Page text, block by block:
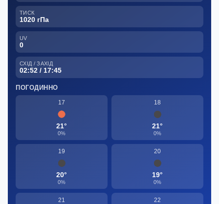
ТИСК
1020 гПа
UV
0
СХІД / ЗАХІД
02:52 / 17:45
ПОГОДИННО
17
21°
0%
18
21°
0%
19
20°
0%
20
19°
0%
21 22